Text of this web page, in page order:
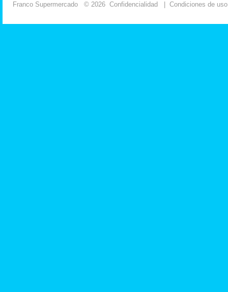
Franco Supermercado © 2026 Confidencialidad Condiciones de uso